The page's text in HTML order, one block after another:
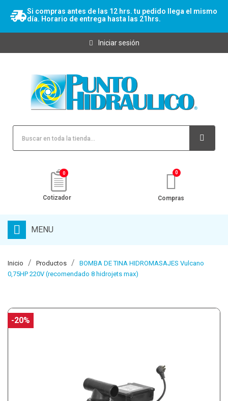
Si compras antes de las 12 hrs. tu pedido llega el mismo
día. Horario de entrega hasta las 21hrs.
Iniciar sesión
0
Cotizador Compras
MENU
Inicio Productos
BOMBA DE TINA HIDROMASAJES Vulcano
0,75HP 220V (recomendado 8 hidrojets max)
-20%